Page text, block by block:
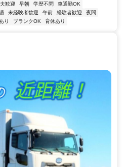
歓迎 早朝 学歴不問
車通勤OK
未経験者歓迎 午前 経験者歓迎
夜間
り ブランクOK 育休あり